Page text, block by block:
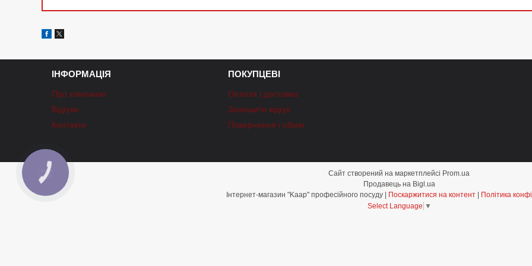
ІНФОРМАЦІЯ
Про компанію
Відгуки
Контакти
ПОКУПЦЕВІ
Оплата і доставка
Залишити відгук
Повернення і обмін
Сайт створений на маркетплейсі Prom.ua
Продавець на Bigl.ua
Поскаржитися на контент
Політика
Select Language ▼
КНОПКА
ЗВ'ЯЗКУ